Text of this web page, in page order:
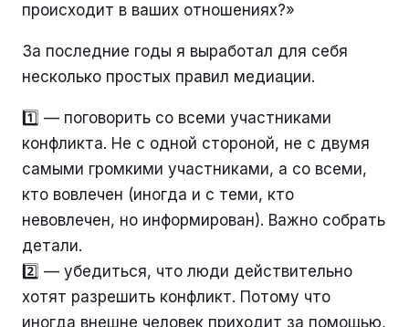
происходит в ваших отношениях?»
За последние годы я выработал для себя
несколько простых правил медиации.
1️⃣ — поговорить со всеми участниками
конфликта. Не с одной стороной, не с двумя
самыми громкими участниками, а со всеми,
кто вовлечен (иногда и с теми, кто
невовлечен, но информирован). Важно собрать
детали.
2️⃣ — убедиться, что люди действительно
хотят разрешить конфликт. Потому что
иногда внешне человек приходит за помощью,